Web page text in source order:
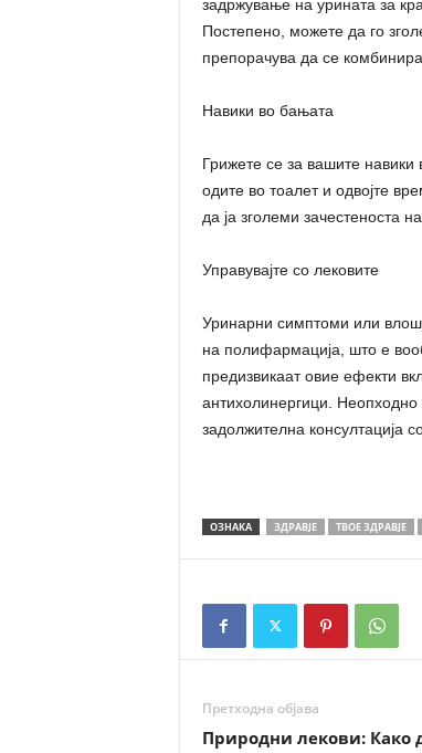
задржување на урината за
Постепено, можете да го
препорачува да се
Навики во бањата
Грижете се за вашите
одите во тоалет и одвојте
да ја зголеми зачестеноста
Управувајте со лековите
Уринарни симптоми или
на полифармација, што е
предизвикаат овие ефекти
антихолинергици. Неопходно
задолжителна консултација
ОЗНАКА ЗДРАВЈЕ ТВОЕ ЗДРАВЈЕ
Претходна објава
Природни лекови: Како